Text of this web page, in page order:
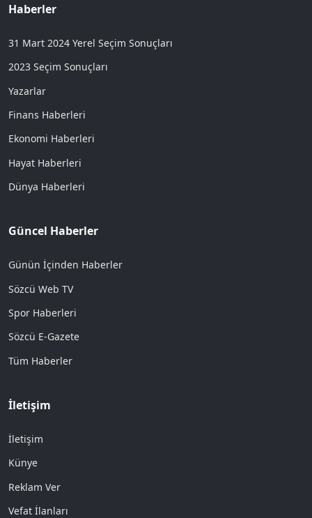
Haberler
31 Mart 2024 Yerel Seçim Sonuçları
2023 Seçim Sonuçları
Yazarlar
Finans Haberleri
Ekonomi Haberleri
Hayat Haberleri
Dünya Haberleri
Güncel Haberler
Günün İçinden Haberler
Sözcü Web TV
Spor Haberleri
Sözcü E-Gazete
Tüm Haberler
İletişim
İletişim
Künye
Reklam Ver
Vefat İlanları